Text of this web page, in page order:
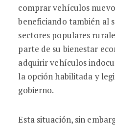
comprar vehículos
beneficiando también al
sectores populares
parte de su bienestar
adquirir vehículos
la opción habilitada y
gobierno.
Esta situación, sin